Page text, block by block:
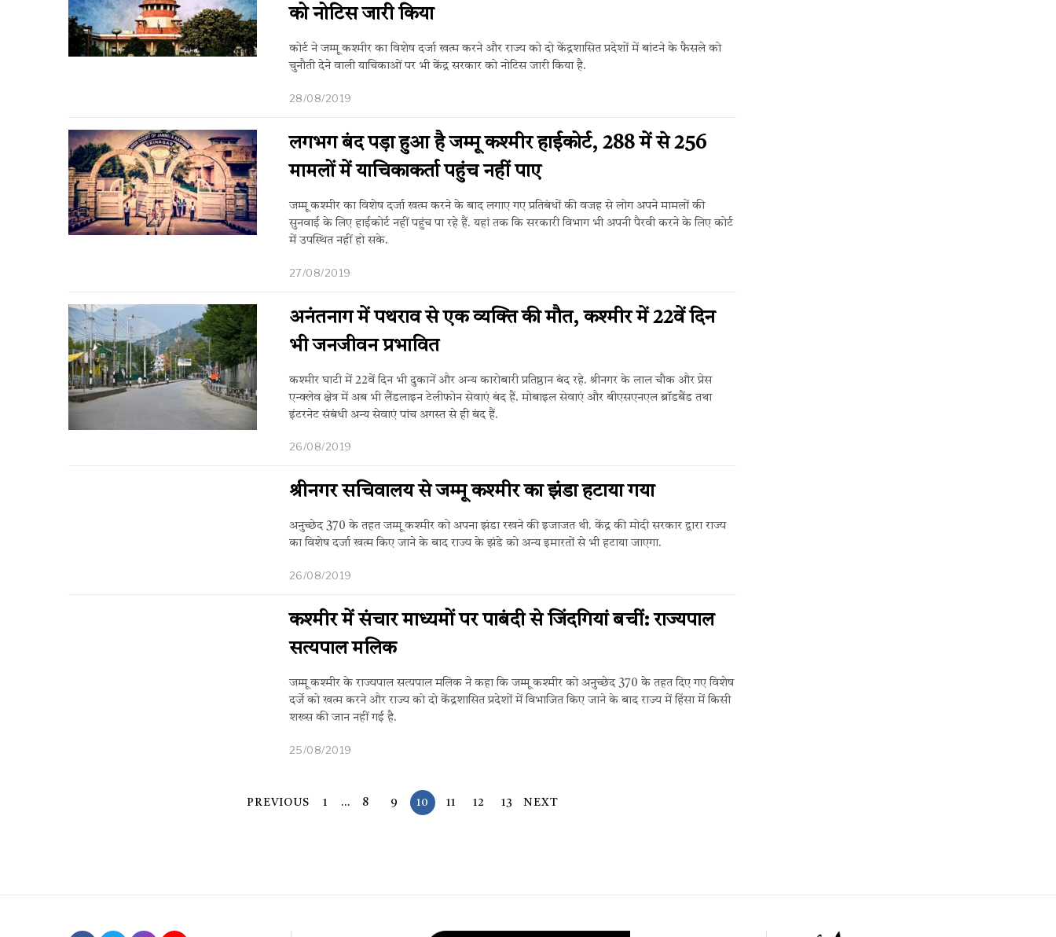
को नोटिस जारी किया
कोर्ट ने जम्मू कश्मीर का विशेष दर्जा खत्म करने और राज्य को दो केंद्रशासित प्रदेशों में बांटने के फैसले को
चुनौती देने वाली याचिकाओं पर भी केंद्र सरकार को नोटिस जारी किया है.
28/08/2019
लगभग बंद पड़ा हुआ है जम्मू कश्मीर हाईकोर्ट, 288 में से 256
मामलों में याचिकाकर्ता पहुंच नहीं पाए
जम्मू कश्मीर का विशेष दर्जा खत्म करने के बाद लगाए गए प्रतिबंधों की वजह से लोग अपने मामलों की
सुनवाई के लिए हाईकोर्ट नहीं पहुंच पा रहे हैं. यहां तक कि सरकारी विभाग भी अपनी पैरवी करने के लिए कोर्ट
में उपस्थित नहीं हो सके.
27/08/2019
अनंतनाग में पथराव से एक व्यक्ति की मौत, कश्मीर में 22वें दिन
भी जनजीवन प्रभावित
कश्मीर घाटी में 22वें दिन भी दुकानें और अन्य कारोबारी प्रतिष्ठान बंद रहे. श्रीनगर के लाल चौक और प्रेस
एन्क्लेव क्षेत्र में अब भी लैंडलाइन टेलीफोन सेवाएं बंद हैं. मोबाइल सेवाएं और बीएसएनएल ब्रॉडबैंड तथा
इंटरनेट संबंधी अन्य सेवाएं पांच अगस्त से ही बंद हैं.
26/08/2019
श्रीनगर सचिवालय से जम्मू कश्मीर का झंडा हटाया गया
अनुच्छेद 370 के तहत जम्मू कश्मीर को अपना झंडा रखने की इजाजत थी. केंद्र की मोदी सरकार द्वारा राज्य
का विशेष दर्जा खत्म किए जाने के बाद राज्य के झंडे को अन्य इमारतों से भी हटाया जाएगा.
26/08/2019
कश्मीर में संचार माध्यमों पर पाबंदी से जिंदगियां बचीं: राज्यपाल
सत्यपाल मलिक
जम्मू कश्मीर के राज्यपाल सत्यपाल मलिक ने कहा कि जम्मू कश्मीर को अनुच्छेद 370 के तहत दिए गए विशेष
दर्जे को खत्म करने और राज्य को दो केंद्रशासित प्रदेशों में विभाजित किए जाने के बाद राज्य में हिंसा में किसी
शख्स की जान नहीं गई है.
25/08/2019
PREVIOUS 1 … 8 9 10 11 12 13 NEXT